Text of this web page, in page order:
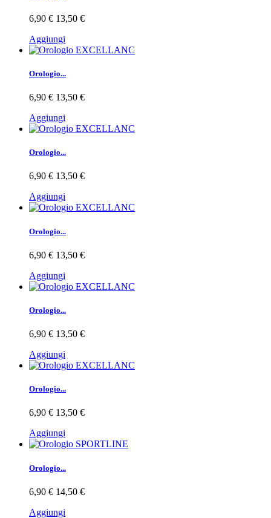
6,90 € 13,50 €
Aggiungi
Orologio...
6,90 € 13,50 €
Aggiungi
Orologio...
6,90 € 13,50 €
Aggiungi
Orologio...
6,90 € 13,50 €
Aggiungi
Orologio...
6,90 € 13,50 €
Aggiungi
Orologio...
6,90 € 13,50 €
Aggiungi
Orologio...
6,90 € 14,50 €
Aggiungi